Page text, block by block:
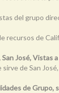
del grupo
recursos de
José, Vistas
de San
de Grupo,